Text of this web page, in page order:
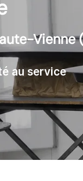
à recevoir nos
dessus. Vous pouvez
Vienne
au service